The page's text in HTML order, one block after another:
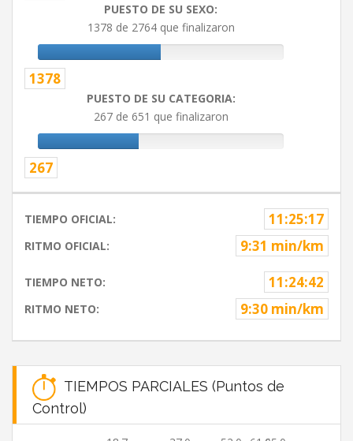
PUESTO DE SU SEXO:
1378 de 2764 que finalizaron
1378
PUESTO DE SU CATEGORIA:
267 de 651 que finalizaron
267
TIEMPO OFICIAL: 11:25:17
RITMO OFICIAL: 9:31 min/km
TIEMPO NETO: 11:24:42
RITMO NETO: 9:30 min/km
TIEMPOS PARCIALES (Puntos de
Control)